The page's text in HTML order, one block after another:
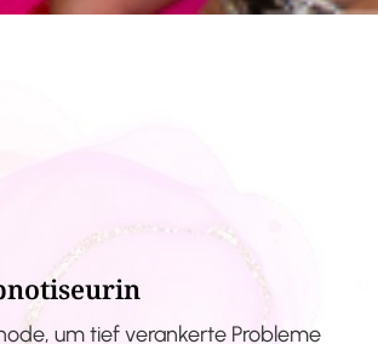
um tief verankerte Probleme